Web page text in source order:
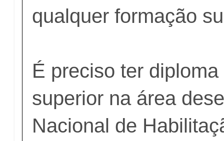
qualquer formação
É preciso ter
superior na área
Nacional de